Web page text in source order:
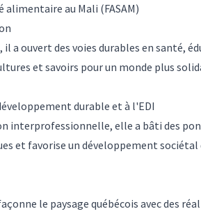
au Mali (FASAM)
ouvert des voies durables en santé,
et savoirs pour un monde plus
durable et à l'EDI
interprofessionnelle, elle a bâti des
et favorise un développement
le paysage québécois avec des